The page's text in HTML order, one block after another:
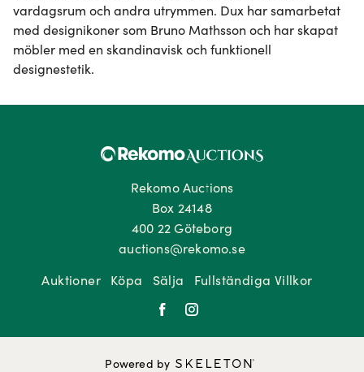
vardagsrum och andra utrymmen. Dux har samarbetat
med designikoner som Bruno Mathsson och har skapat
möbler med en skandinavisk och funktionell
designestetik.
Rekomo Auctions
Box 24148
400 22 Göteborg
auctions@rekomo.se
Auktioner
Köpa Sälja Fullständiga Villkor
Powered by